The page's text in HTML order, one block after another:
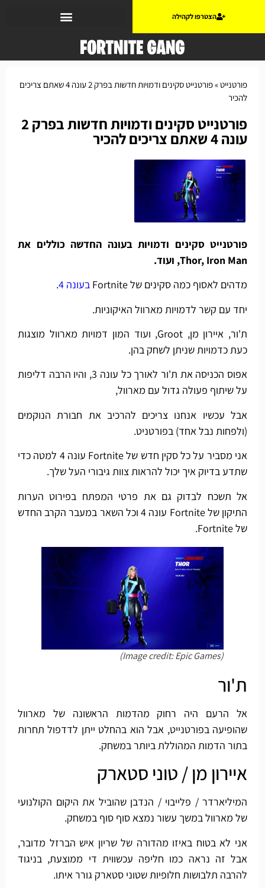
הצטרפו לקהילה
פורטנייט»
פורטנייט סקינים ודמויות חדשות בפרק 2 עונה 4 שאתם צריכים
להכיר
פורטנייט סקינים ודמויות חדשות בפרק 2
עונה 4 שאתם צריכים להכיר
פורטנייט סקינים ודמויות בעונה החדשה כוללים את
Thor, Iron Man, ועוד.
מדהים לאסוף כמה סקינים של Fortnite
בעונה 4
.
יחד עם קשר לדמויות מארוול האיקוניות.
ת'ור, איירון מן, Groot, ועוד המון דמויות מארוול מוצגות
כעת כדמויות שניתן לשחק בהן.
אפוס הכניסה את ת'ור לאורך כל עונה 3, והיו הרבה דליפות
על שיתוף פעולה גדול עם מארוול,
אבל עכשיו אנחנו צריכים להרכיב את חבורת הנוקמים
(ולפחות נבל אחד) בפורטניט.
אני מסביר על כל סקין חדש של Fortnite עונה 4 למטה כדי
שתדע בדיוק איך יכול להראות צוות גיבורי העל שלך.
אל תשכח לבדוק גם את פרטי המפתח בפירוט הערות
התיקון של Fortnite עונה 4 וכל השאר במעבר הקרב החדש
של Fortnite.
(Image credit: Epic Games)
ת'ור
אל הרעם היה רחוק מהדמות הראשונה של מארוול
שהופיעה בפורטנייט, אבל הוא בהחלט ייתן לדדפול תחרות
בתור הדמות המהוללת ביותר במשחק.
איירון מן / טוני סטארק
המיליארדר / פלייבוי / הנדבן שהוביל את היקום הקולנועי
של מארוול במשך עשור נמצא סוף סוף במשחק.
אני לא בטוח באיזו מהדורה של שריון איש הברזל מדובר,
אבל זה נראה כמו חליפה עכשווית די ממוצעת, בניגוד
להרבה תלבושות חלופיות שטוני סטארק גורר איתו.